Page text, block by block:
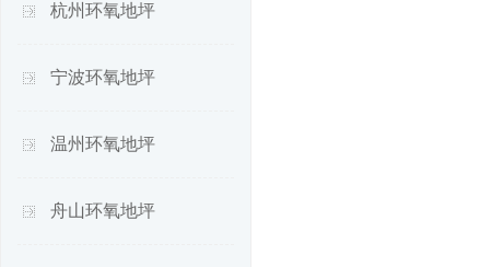
杭州环氧地坪
宁波环氧地坪
温州环氧地坪
舟山环氧地坪